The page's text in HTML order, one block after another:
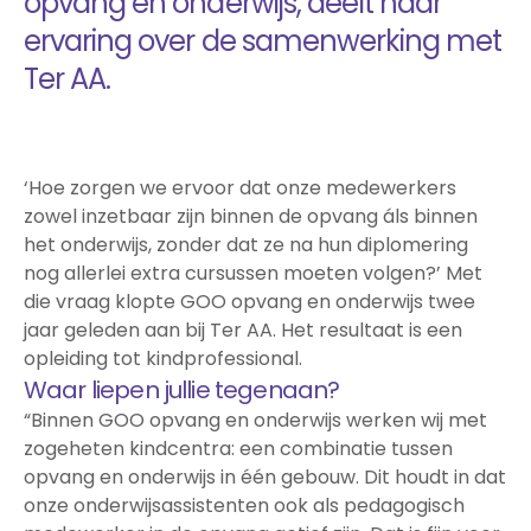
Studentverhalen
Studiekeuze
Studiekeuzetest
Q&A studiekiezers
Informatie
Over mbo
Kosten
Passend Onderwijs
Stage
Vakanties
Voor ouders en verzorgers
Voor nieuwe studenten
Inloggen startpunt
Inburgering
Aanmelden
ervaring over de samenwerking met
Ter AA.
‘Hoe zorgen we ervoor dat onze medewerkers
zowel inzetbaar zijn binnen de opvang áls binnen
het onderwijs, zonder dat ze na hun diplomering
nog allerlei extra cursussen moeten volgen?’ Met
die vraag klopte GOO opvang en onderwijs twee
jaar geleden aan bij Ter AA. Het resultaat is een
opleiding tot kindprofessional.
Waar liepen jullie tegenaan?
“Binnen GOO opvang en onderwijs werken wij met
zogeheten kindcentra: een combinatie tussen
opvang en onderwijs in één gebouw. Dit houdt in dat
onze onderwijsassistenten ook als pedagogisch